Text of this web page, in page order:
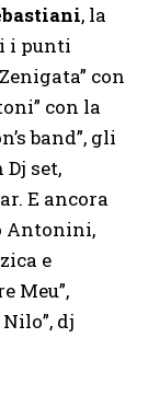
, la
i punti
con
con la
band”, gli
set,
E ancora
Antonini,
e
Meu”,
dj